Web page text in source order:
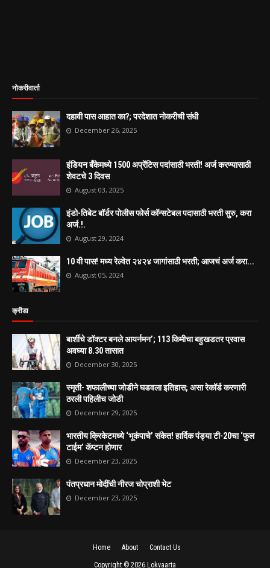
नोकरीवार्ता
दहावी पास आहात का?; परदेशात नोकरीची संधी
December 26, 2025
इंडियन बँकेमध्ये 1500 अप्रेंटिस पदांसाठी भरती! अर्ज करण्यासाठी
शेवटचे 3 दिवस
August 03, 2025
इंडो-तिबेट बॉर्डर पोलीस फोर्स कॉन्सटेबल पदासाठी भरती सुरु, करा
अर्ज.!.
August 29, 2024
10 वी पास! मध्य रेल्वेत २४२४ जागांसाठी भरती; आजचं अर्ज करा...
August 05, 2024
क्रीडा
बार्शीचे डॉक्टर बनले आयर्नमन’; 113 किमीचा बहुखडतर प्रवास
अवघ्या 8.30 तासात
December 30, 2025
स्मृती- शफालीच्या जोडीने घडवला इतिहास; असा रेकॉर्ड करणारी
ठरली पहिलीच जोडी
December 29, 2025
भारतीय क्रिकेटमध्ये ‘भूकंपाचे’ संकेत! हार्दिक पंड्या टी-20चा ‘फुल
टाईम’ कॅप्टन होणार
December 23, 2025
पंतप्रधान मोदींची नीरज चोप्राशी भेट
December 23, 2025
Home About Contact Us
Copyright © 2026 Lokvaarta